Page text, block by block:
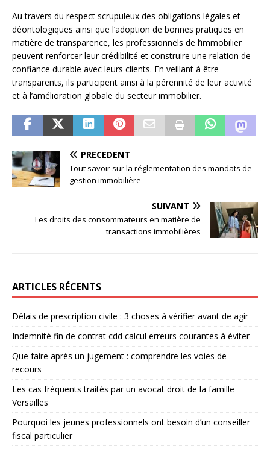
Au travers du respect scrupuleux des obligations légales et
déontologiques ainsi que l’adoption de bonnes pratiques en
matière de transparence, les professionnels de l’immobilier
peuvent renforcer leur crédibilité et construire une relation de
confiance durable avec leurs clients. En veillant à être
transparents, ils participent ainsi à la pérennité de leur activité
et à l’amélioration globale du secteur immobilier.
PRÉCÉDENT
Tout savoir sur la réglementation des mandats de
gestion immobilière
SUIVANT
Les droits des consommateurs en matière de
transactions immobilières
ARTICLES RÉCENTS
Délais de prescription civile : 3 choses à vérifier avant de agir
Indemnité fin de contrat cdd calcul erreurs courantes à éviter
Que faire après un jugement : comprendre les voies de
recours
Les cas fréquents traités par un avocat droit de la famille
Versailles
Pourquoi les jeunes professionnels ont besoin d’un conseiller
fiscal particulier